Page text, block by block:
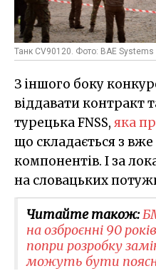
Танк CV90120. Фото: BAE
З іншого боку
віддавати контракт
турецька FNSS, яка
що складається з
компонентів. І за
на словацьких
Читайте також:
на озброєнні 90
попри розробку
можуть бути